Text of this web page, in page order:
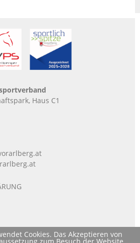
Cookies. Das Akzeptieren von
Haus C1